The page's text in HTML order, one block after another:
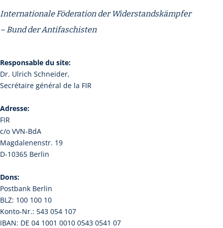
Internationale Föderation der Widerstandskämpfer
– Bund der Antifaschisten
Responsable du site:
Dr. Ulrich Schneider,
Secrétaire général de la FIR
Adresse:
FIR
c/o VVN-BdA
Magdalenenstr. 19
D-10365 Berlin
Dons:
Postbank Berlin
BLZ: 100 100 10
Konto-Nr.: 543 054 107
IBAN: DE 04 1001 0010 0543 0541 07